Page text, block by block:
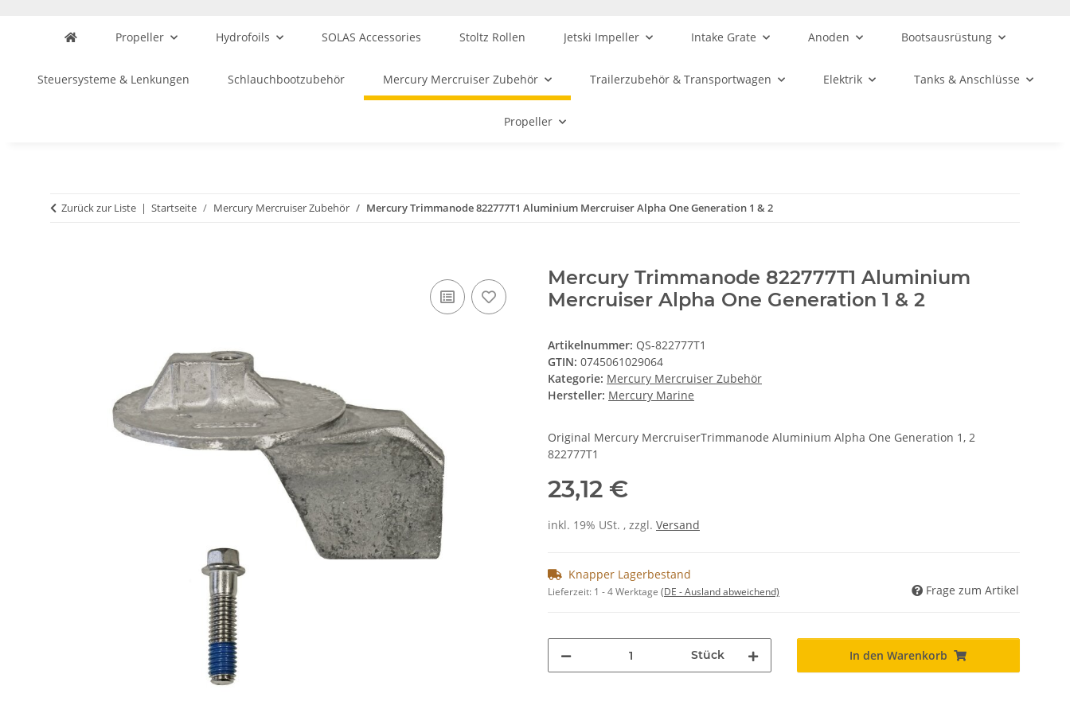
Propeller Hydrofoils SOLAS Accessories Stoltz Rollen Jetski Impeller Intake Grate Anoden Bootsausrüstung
Steuersysteme & Lenkungen Schlauchbootzubehör Mercury Mercruiser Zubehör Trailerzubehör & Transportwagen Elektrik Tanks & Anschlüsse
Propeller
Zurück zur Liste Startseite Mercury Mercruiser Zubehör Mercury Trimmanode 822777T1 Aluminium Mercruiser Alpha One Generation 1 & 2
Mercury Trimmanode 822777T1 Aluminium
Mercruiser Alpha One Generation 1 & 2
Artikelnummer: QS-822777T1
GTIN: 0745061029064
Kategorie: Mercury Mercruiser Zubehör
Hersteller: Mercury Marine
Original Mercury MercruiserTrimmanode Aluminium Alpha One Generation 1, 2
822777T1
23,12 €
inkl. 19% USt. , zzgl. Versand
Knapper Lagerbestand
Lieferzeit: 1 - 4 Werktage (DE - Ausland abweichend) Frage zum Artikel
Stück In den Warenkorb